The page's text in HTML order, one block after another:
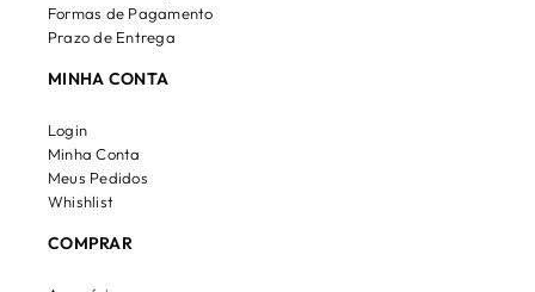
Formas de Pagamento
Prazo de Entrega
MINHA CONTA
Login
Minha Conta
Meus Pedidos
Whishlist
COMPRAR